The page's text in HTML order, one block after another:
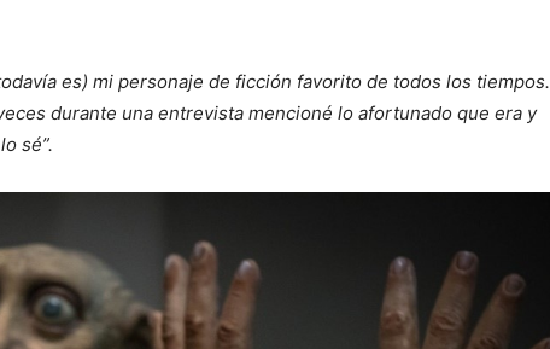
es) mi personaje de ficción favorito de todos los tiempos.
durante una entrevista mencioné lo afortunado que era y
sé”.